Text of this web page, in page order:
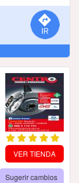
VER TIENDA
Sugerir cambios